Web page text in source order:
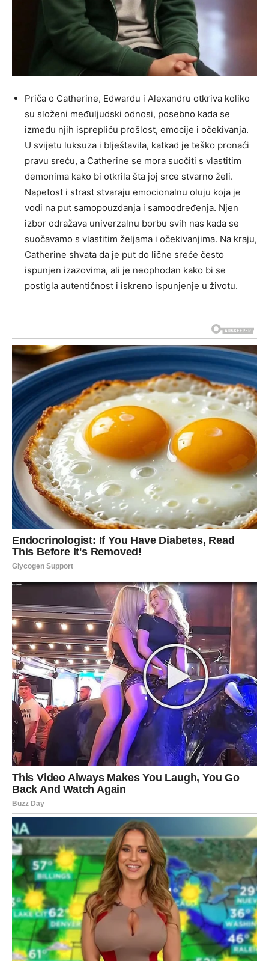
Priča o Catherine, Edwardu i Alexandru otkriva koliko
su složeni međuljudski odnosi, posebno kada se
između njih isprepliću prošlost, emocije i očekivanja.
U svijetu luksuza i blještavila, katkad je teško pronaći
pravu sreću, a Catherine se mora suočiti s vlastitim
demonima kako bi otkrila šta joj srce stvarno želi.
Napetost i strast stvaraju emocionalnu oluju koja je
vodi na put samopouzdanja i samoodređenja. Njen
izbor odražava univerzalnu borbu svih nas kada se
suočavamo s vlastitim željama i očekivanjima. Na kraju,
Catherine shvata da je put do lične sreće često
ispunjen izazovima, ali je neophodan kako bi se
postigla autentičnost i iskreno ispunjenje u životu.